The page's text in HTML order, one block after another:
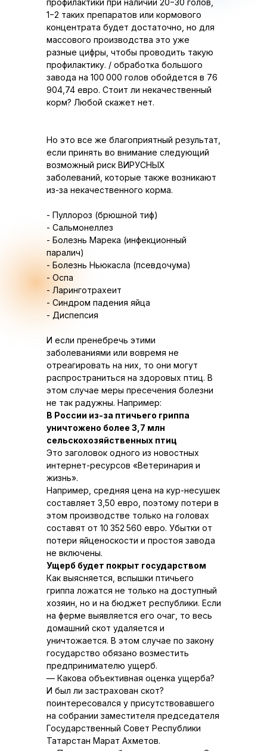
профилактики при наличии 20−30 голов,
1−2 таких препаратов или кормового
концентрата будет достаточно, но для
массового производства это уже
разные цифры, чтобы проводить такую ​​
профилактику. / обработка большого
завода на 100 000 голов обойдется в 76
904,74 евро. Стоит ли некачественный
корм? Любой скажет нет.
Но это все же благоприятный результат,
если принять во внимание следующий
возможный риск ВИРУСНЫХ
заболеваний, которые также возникают
из-за некачественного корма.
- Пуллороз (брюшной тиф)
- Сальмонеллез
- Болезнь Марека (инфекционный
паралич)
- Болезнь Ньюкасла (псевдочума)
- Оспа
- Ларинготрахеит
- Синдром падения яйца
- Диспепсия
И если пренебречь этими
заболеваниями или вовремя не
отреагировать на них, то они могут
распространиться на здоровых птиц. В
этом случае меры пресечения болезни
не так радужны. Например:
В России из-за птичьего гриппа
уничтожено более 3,7 млн ​​
сельскохозяйственных птиц
Это заголовок одного из новостных
интернет-ресурсов «Ветеринария и
жизнь».
Например, средняя цена на кур-несушек
составляет 3,50 евро, поэтому потери в
этом производстве только на головах
составят от 10 352 560 евро. Убытки от
потери яйценоскости и простоя завода
не включены.
Ущерб будет покрыт государством
Как выясняется, вспышки птичьего
гриппа ложатся не только на доступный
хозяин, но и на бюджет республики. Если
на ферме выявляется его очаг, то весь
домашний скот удаляется и
уничтожается. В этом случае по закону
государство обязано возместить
предпринимателю ущерб.
— Какова объективная оценка ущерба?
И был ли застрахован скот?
поинтересовался у присутствовавшего
на собрании заместителя председателя
Государственный Совет Республики
Татарстан Марат Ахметов.